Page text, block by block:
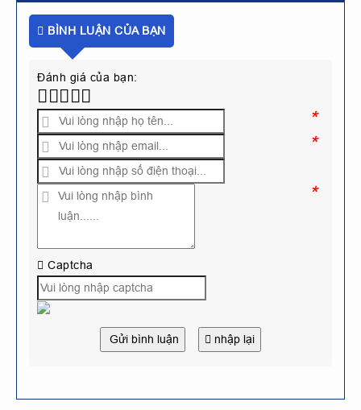
BÌNH LUẬN CỦA BẠN
Đánh giá của bạn:
*
*
*
Captcha
Gửi bình luận nhập lại